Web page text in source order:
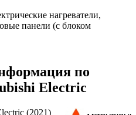
нагреватели,
панели (с блоком
по
Electric
(2021)